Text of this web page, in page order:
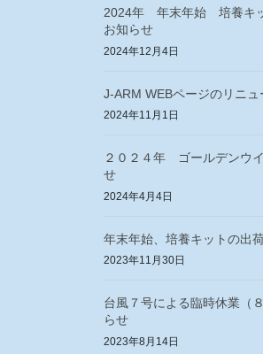
2024年 年末年始 培養キ
お知らせ
2024年12月4日
J-ARM WEBページのリニ
2024年11月1日
２０２４年 ゴールデンウ
せ
2024年4月4日
年末年始、培養キットの出
2023年11月30日
台風７号による臨時休業（
らせ
2023年8月14日